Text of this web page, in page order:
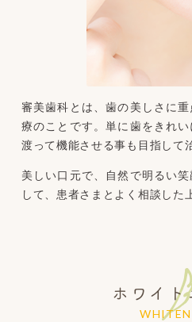
審美歯科とは、歯の美しさに
療のことです。単に歯をきれ
渡って機能させる事も目指して
美しい口元で、自然で明るい
して、患者さまとよく相談した
ホワイト